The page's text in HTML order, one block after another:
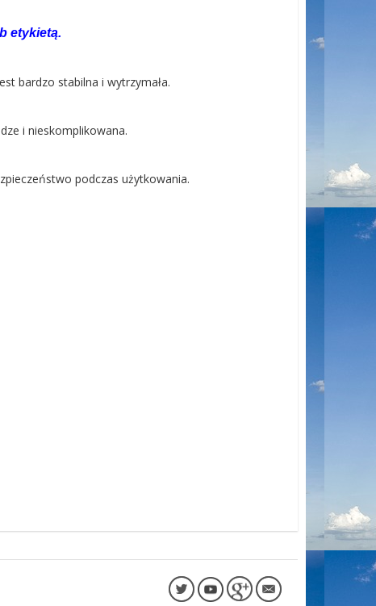
etykietą.
bardzo stabilna i wytrzymała.
i nieskomplikowana.
podczas użytkowania.